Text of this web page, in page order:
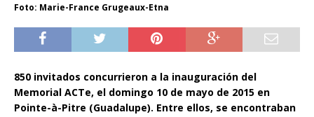
Foto: Marie-France Grugeaux-Etna
850 invitados concurrieron a la inauguración del
Memorial ACTe, el domingo 10 de mayo de 2015 en
Pointe-à-Pitre (Guadalupe). Entre ellos, se encontraban